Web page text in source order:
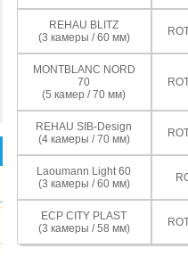
REHAU BLITZ
(3 камеры / 60 мм)
MONTBLANC NORD
70
(5 камер / 70 мм)
REHAU SIB-Design
(4 камеры / 70 мм)
Laoumann Light 60
(3 камеры / 60 мм)
ECP CITY PLAST
(3 камеры / 58 мм)